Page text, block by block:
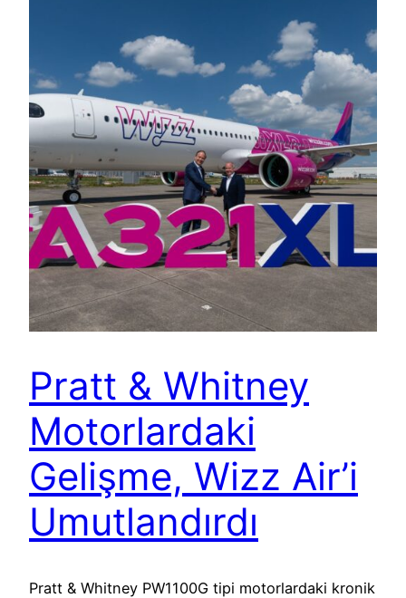
Pratt & Whitney
Motorlardaki
Gelişme, Wizz Air’i
Umutlandırdı
Pratt & Whitney PW1100G tipi motorlardaki kronik